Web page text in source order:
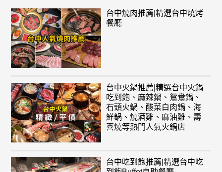
台中燒肉推薦|精選台中燒烤
餐廳
台中火鍋推薦|精選台中火鍋
吃到飽、麻辣鍋、鴛鴦鍋、
石頭火鍋、酸菜白肉鍋、海
鮮鍋、燒酒雞、麻油雞、壽
喜燒等熱門人氣火鍋店
台中吃到飽推薦|精選台中吃